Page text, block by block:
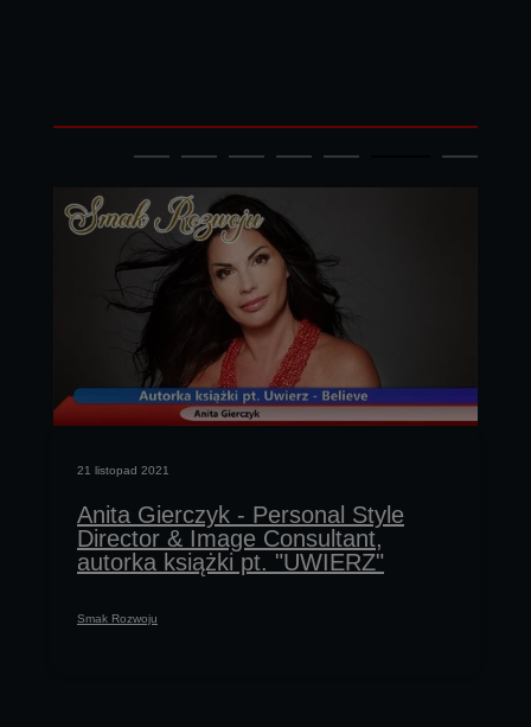
21 listopad 2021
Anita Gierczyk - Personal Style
Director & Image Consultant,
autorka książki pt. "UWIERZ"
Smak Rozwoju